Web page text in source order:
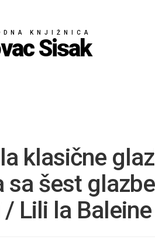
KNJIŽNICA
Sisak
klasične
sa šest
Lili la Baleine